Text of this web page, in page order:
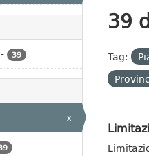
- 39
x
39
Tag: